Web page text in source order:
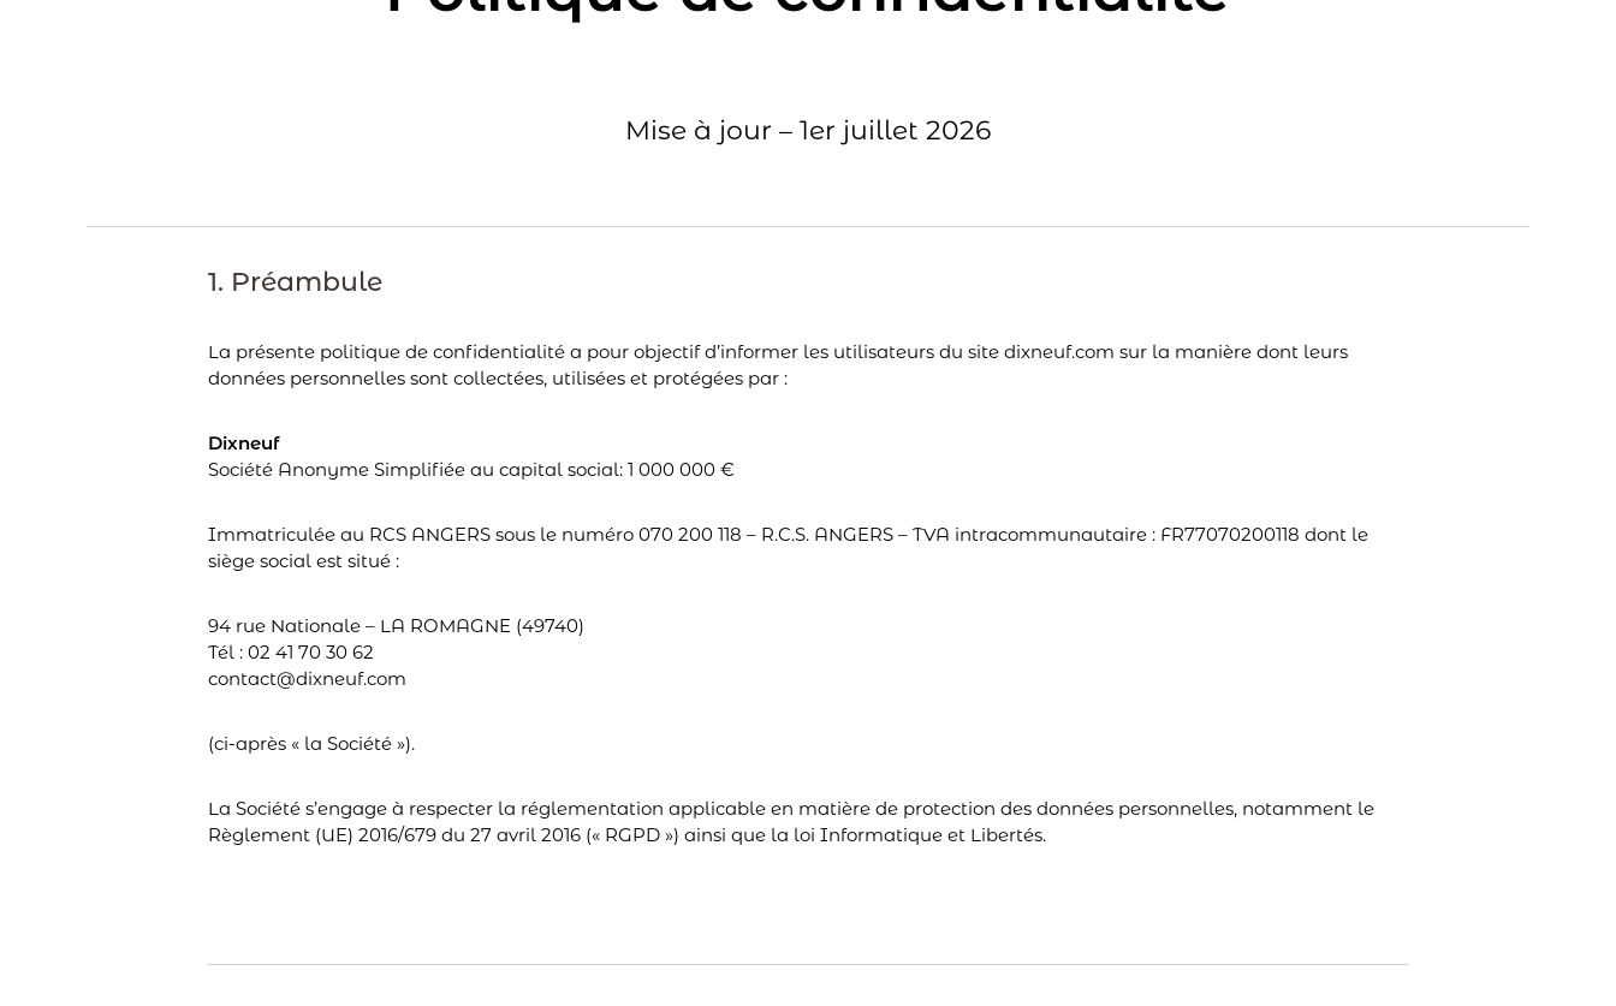
Mise à jour – 1er juillet 2026
1. Préambule
La présente politique de confidentialité a pour objectif d’informer les utilisateurs du site dixneuf.com sur la manière dont leurs
données personnelles sont collectées, utilisées et protégées par :
Dixneuf
Société Anonyme Simplifiée au capital social: 1 000 000 €
Immatriculée au RCS ANGERS sous le numéro 070 200 118 – R.C.S. ANGERS – TVA intracommunautaire : FR77070200118 dont le
siège social est situé :
94 rue Nationale – LA ROMAGNE (49740)
Tél : 02 41 70 30 62
contact@dixneuf.com
(ci-après « la Société »).
La Société s’engage à respecter la réglementation applicable en matière de protection des données personnelles, notamment le
Règlement (UE) 2016/679 du 27 avril 2016 (« RGPD ») ainsi que la loi Informatique et Libertés.